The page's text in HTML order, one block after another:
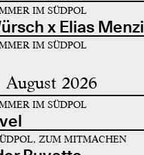
IM SÜDPOL
x Elias Menzi
IM SÜDPOL
August 2026
IM SÜDPOL
ZUM MITMACHEN